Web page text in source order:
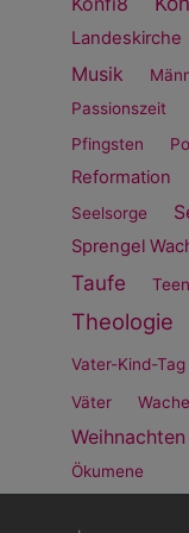
Landeskirche
Musik
Passionszeit
Pfingsten
Reformation
Seelsorge
Sprengel
Taufe
Theologie
Vater-Kind-Tag
Väter
Weihnachten
Ökumene